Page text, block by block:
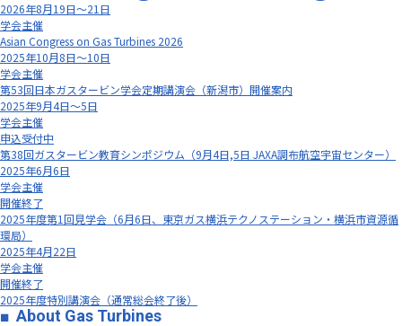
2026年8月19日～21日
学会主催
Asian Congress on Gas Turbines 2026
2025年10月8日～10日
学会主催
第53回日本ガスタービン学会定期講演会（新潟市）開催案内
2025年9月4日～5日
学会主催
申込受付中
第38回ガスタービン教育シンポジウム（9月4日,5日 JAXA調布航空宇宙センター）
2025年6月6日
学会主催
開催終了
2025年度第1回見学会（6月6日、東京ガス横浜テクノステーション・横浜市資源循
環局）
2025年4月22日
学会主催
開催終了
2025年度特別講演会（通常総会終了後）
About Gas Turbines